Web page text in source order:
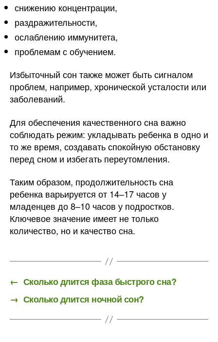
снижению концентрации,
раздражительности,
ослаблению иммунитета,
проблемам с обучением.
Избыточный сон также может быть сигналом
проблем, например, хронической усталости или
заболеваний.
Для обеспечения качественного сна важно
соблюдать режим: укладывать ребенка в одно и
то же время, создавать спокойную обстановку
перед сном и избегать переутомления.
Таким образом, продолжительность сна
ребенка варьируется от 14–17 часов у
младенцев до 8–10 часов у подростков.
Ключевое значение имеет не только
количество, но и качество сна.
← Сколько длится фаза быстрого сна?
→ Сколько длится ночной сон?